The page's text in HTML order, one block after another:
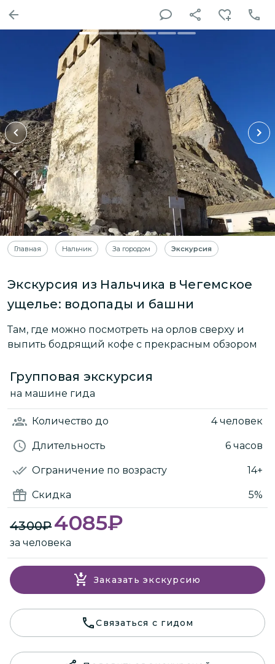
Главная Нальчик За городом Экскурсия
Экскурсия из Нальчика в Чегемское
ущелье: водопады и башни
Там, где можно посмотреть на орлов сверху и
выпить бодрящий кофе с прекрасным обзором
Групповая экскурсия
на машине гида
Количество до 4 человек
Длительность 6 часов
Ограничение по возрасту 14+
Скидка 5%
4300₽4085₽
за человека
Заказать экскурсию
Связаться с гидом